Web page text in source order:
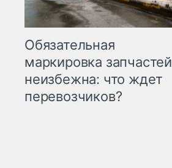
Обязательная
маркировка запчастей
неизбежна: что ждет
перевозчиков?